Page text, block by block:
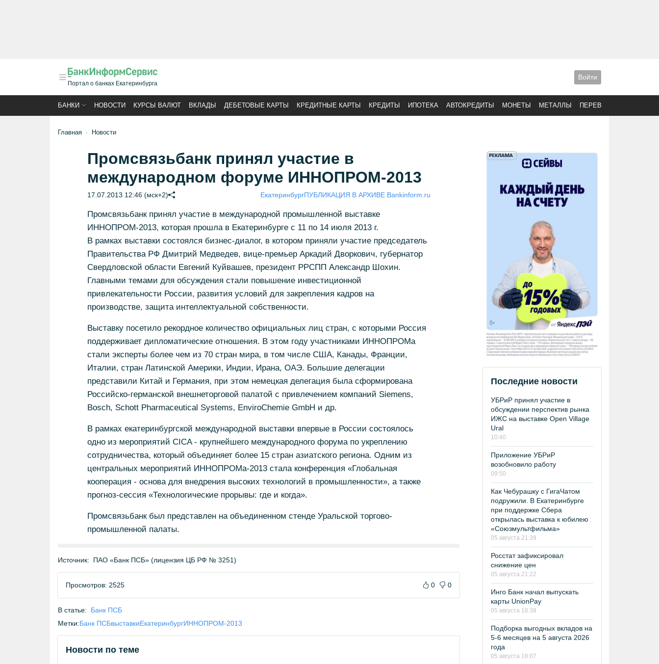
Портал о банках Екатеринбурга
Войти
БАНКИ НОВОСТИ КУРСЫ ВАЛЮТ ВКЛАДЫ ДЕБЕТОВЫЕ КАРТЫ КРЕДИТНЫЕ КАРТЫ КРЕДИТЫ ИПОТЕКА АВТОКРЕДИТЫ МОНЕТЫ МЕТАЛЛЫ ПЕРЕВОДЫ
Главная Новости
Промсвязьбанк принял участие в
международном форуме ИННОПРОМ-2013
17.07.2013 12:46 (мск+2) ЕкатеринбургПУБЛИКАЦИЯ В АРХИВЕ Bankinform.ru
Промсвязьбанк принял участие в международной промышленной выставке
ИННОПРОМ-2013, которая прошла в Екатеринбурге с 11 по 14 июля 2013 г.
В рамках выставки состоялся бизнес-диалог, в котором приняли участие председатель
Правительства РФ Дмитрий Медведев, вице-премьер Аркадий Дворкович, губернатор
Свердловской области Евгений Куйвашев, президент РРСПП Александр Шохин.
Главными темами для обсуждения стали повышение инвестиционной
привлекательности России, развития условий для закрепления кадров на
производстве, защита интеллектуальной собственности.
Выставку посетило рекордное количество официальных лиц стран, с которыми Россия
поддерживает дипломатические отношения. В этом году участниками ИННОПРОМа
стали эксперты более чем из 70 стран мира, в том числе США, Канады, Франции,
Италии, стран Латинской Америки, Индии, Ирана, ОАЭ. Большие делегации
представили Китай и Германия, при этом немецкая делегация была сформирована
Российско-германской внешнеторговой палатой с привлечением компаний Siemens,
Bosch, Schott Pharmaceutical Systems, EnviroChemie GmbH и др.
В рамках екатеринбургской международной выставки впервые в России состоялось
одно из мероприятий CICA - крупнейшего международного форума по укреплению
сотрудничества, который объединяет более 15 стран азиатского региона. Одним из
центральных мероприятий ИННОПРОМа-2013 стала конференция «Глобальная
кооперация - основа для внедрения высоких технологий в промышленности», а также
прогноз-сессия «Технологические прорывы: где и когда».
Промсвязьбанк был представлен на объединенном стенде Уральской торгово-
промышленной палаты.
Источник: ПАО «Банк ПСБ» (лицензия ЦБ РФ № 3251)
Просмотров: 2525 0 0
В статье:
Банк ПСБ
Метки:Банк ПСБвыставкиЕкатеринбургИННОПРОМ-2013
Новости по теме
Последние новости
УБРиР принял участие в
обсуждении перспектив рынка
ИЖС на выставке Open Village
Ural
10:40
Приложение УБРиР
возобновило работу
09:50
Как Чебурашку с ГигаЧатом
подружили. В Екатеринбурге
при поддержке Сбера
открылась выставка к юбилею
«Союзмультфильма»
05 августа 21:39
Росстат зафиксировал
снижение цен
05 августа 21:22
Инго Банк начал выпускать
карты UnionPay
05 августа 18:38
Подборка выгодных вкладов на
5-6 месяцев на 5 августа 2026
года
05 августа 18:07